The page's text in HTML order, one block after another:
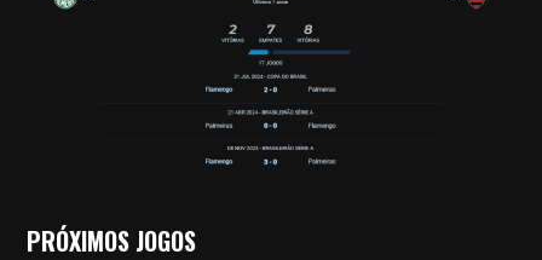
PRÓXIMOS JOGOS